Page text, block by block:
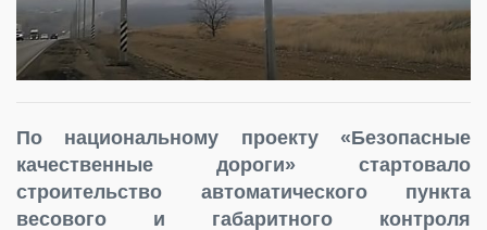
По национальному проекту «Безопасные
качественные дороги» стартовало
строительство автоматического пункта
весового и габаритного контроля